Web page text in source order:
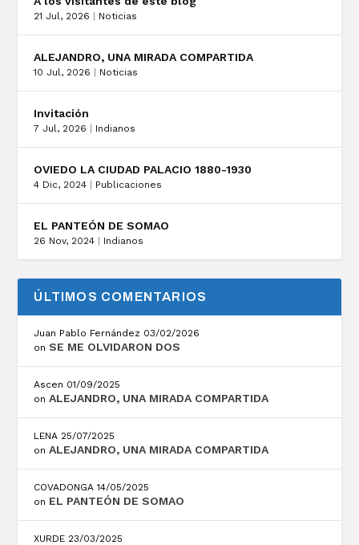
21 Jul, 2026 Noticias
ALEJANDRO, UNA MIRADA COMPARTIDA
10 Jul, 2026 Noticias
Invitación
7 Jul, 2026 Indianos
OVIEDO LA CIUDAD PALACIO 1880-1930
4 Dic, 2024 Publicaciones
EL PANTEÓN DE SOMAO
26 Nov, 2024 Indianos
ÚLTIMOS COMENTARIOS
Juan Pablo Fernández 03/02/2026
onSE ME OLVIDARON DOS
Ascen 01/09/2025
onALEJANDRO, UNA MIRADA COMPARTIDA
LENA 25/07/2025
onALEJANDRO, UNA MIRADA COMPARTIDA
COVADONGA 14/05/2025
on EL PANTEÓN DE SOMAO
XURDE 23/03/2025